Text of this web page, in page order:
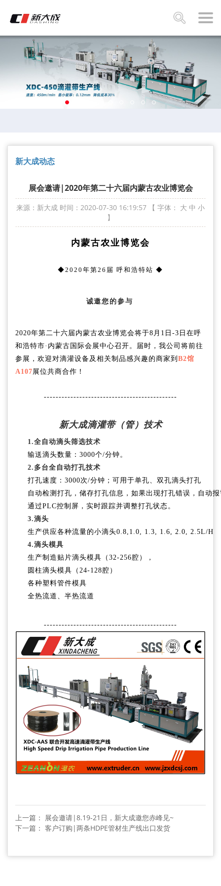
新大成动态
展会邀请|2020年第二十六届内蒙古农业博览会
来源：新大成 时间：2020-07-30 16:19:57 【 字体： 大 中 小
】
内蒙古农业博览会
◆2020年第26届 呼和浩特站 ◆
诚邀您的参与
2020年第二十六届内蒙古农业博览会将于8月1日-3日在呼
和浩特市·内蒙古国际会展中心召开。届时，我公司将前往
参展，欢迎对滴灌设备及相关制品感兴趣的商家到 B2馆
A107展位共商合作！
---------------------------------------------
新大成滴灌带（管）技术
1.全自动滴头筛选技术
输送滴头数量：3000个/分钟。
2.多台全自动打孔技术
打孔速度：3000次/分钟；可用于单孔、双孔滴头打孔
自动检测打孔，储存打孔信息，如果出现打孔错误，自动
通过PLC控制屏，实时跟踪并调整打孔状态。
3.滴头
生产供应各种流量的小滴头0.8,1.0, 1.3, 1.6, 2.0, 2.5L/H
4.滴头模具
生产制造贴片滴头模具（32-256腔），
圆柱滴头模具（24-128腔）
各种塑料管件模具
全热流道、半热流道
---------------------------------------------
上一篇： 展会邀请|8.19-21日，新大成邀您赤峰见~
下一篇： 客户订购|两条HDPE管材生产线出口发货